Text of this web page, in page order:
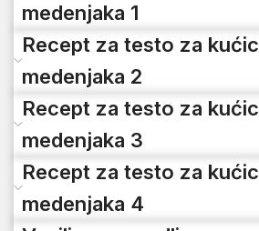
medenjaka 1
Recept za testo za
medenjaka 2
Recept za testo za
medenjaka 3
Recept za testo za
medenjaka 4